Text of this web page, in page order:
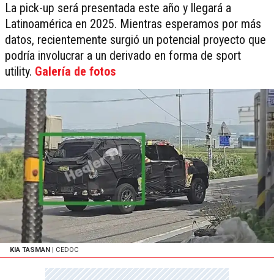
La pick-up será presentada este año y llegará a
Latinoamérica en 2025. Mientras esperamos por más
datos, recientemente surgió un potencial proyecto que
podría involucrar a un derivado en forma de sport
utility. Galería de fotos
KIA TASMAN | CEDOC